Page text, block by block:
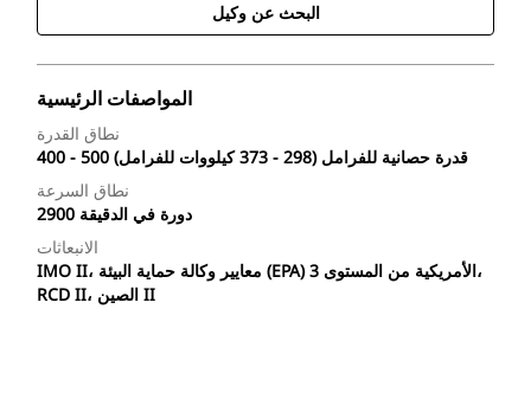
البحث عن وكيل
المواصفات الرئيسية
نطاق القدرة
400 - 500 قدرة حصانية للفرامل (298 - 373 كيلووات للفرامل)
نطاق السرعة
2900 دورة في الدقيقة
الانبعاثات
IMO II، معايير وكالة حماية البيئة (EPA) الأمريكية من المستوى 3،
RCD II، الصين II